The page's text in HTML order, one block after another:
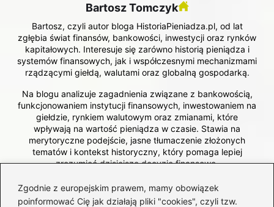
Zgodnie z europejskim prawem, mamy obowiązek
poinformować Cię jak działają pliki "cookies", czyli tzw.
Bartosz Tomczyk
Bartosz, czyli autor bloga HistoriaPieniadza.pl, od lat
zgłębia świat finansów, bankowości, inwestycji oraz rynków
kapitałowych. Interesuje się zarówno historią pieniądza i
systemów finansowych, jak i współczesnymi mechanizmami
rządzącymi giełdą, walutami oraz globalną gospodarką.
Na blogu analizuje zagadnienia związane z bankowością,
funkcjonowaniem instytucji finansowych, inwestowaniem na
giełdzie, rynkiem walutowym oraz zmianami, które
wpływają na wartość pieniądza w czasie. Stawia na
merytoryczne podejście, jasne tłumaczenie złożonych
tematów i kontekst historyczny, który pomaga lepiej
zrozumieć dzisiejsze decyzje finansowe.
←
Praktyczny przewodnik: Jak rozliczyć PIT 28 i